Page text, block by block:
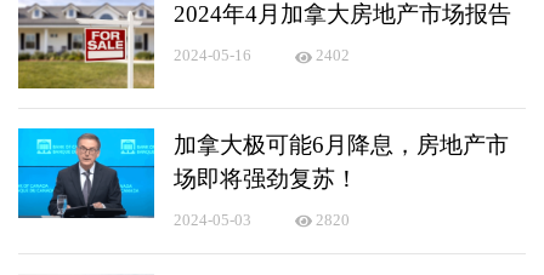
2024年4月加拿大房地产市场报告
2024-05-16 2402
加拿大极可能6月降息，房地产市
场即将强劲复苏！
2024-05-03 2820